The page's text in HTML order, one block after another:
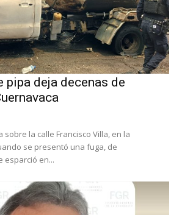
pipa deja decenas de
sobre la calle Francisco Villa, en la
se presentó una fuga, de
esparció en...